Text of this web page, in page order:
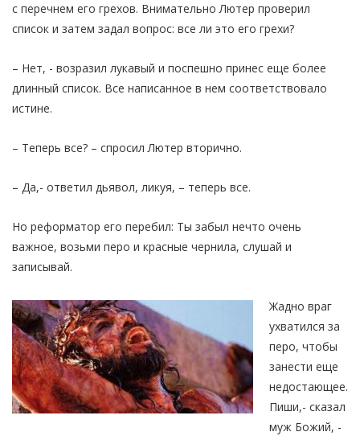
с перечнем его грехов. Внимательно Лютер проверил
список и затем задал вопрос: все ли это его грехи?
– Нет, - возразил лукавый и поспешно принес еще более
длинный список. Все написанное в нем соответствовало
истине.
– Теперь все? – спросил Лютер вторично.
– Да,- ответил дьявол, ликуя, – теперь все.
Но реформатор его перебил: Ты забыл нечто очень
важное, возьми перо и красные чернила, слушай и
записывай.
Жадно враг
ухватился за
перо, чтобы
занести еще
недостающее.
Пиши,- сказал
муж Божий, -